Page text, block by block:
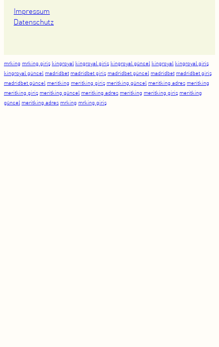
Impressum
Datenschutz
mrking mrking giriş kingroyal kingroyal giriş kingroyal güncel kingroyal kingroyal giriş
kingroyal güncel madridbet madridbet giriş madridbet güncel madridbet madridbet giriş
madridbet güncel meritking meritking giriş meritking güncel meritking adres meritking
meritking giriş meritking güncel meritking adres meritking meritking giriş meritking
güncel meritking adres mrking mrking giriş